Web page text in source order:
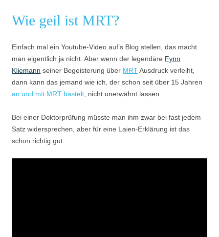
Wie geil ist MRT?
Einfach mal ein Youtube-Video auf’s Blog stellen, das macht
man eigentlich ja nicht. Aber wenn der legendäre Fynn
Kliemann seiner Begeisterung über MRTAusdruck verleiht,
dann kann das jemand wie ich, der schon seit über 15 Jahren
an und mit MRT bastelt , nicht unerwähnt lassen.
Bei einer Doktorprüfung müsste man ihm zwar bei fast jedem
Satz widersprechen, aber für eine Laien-Erklärung ist das
schon richtig gut: